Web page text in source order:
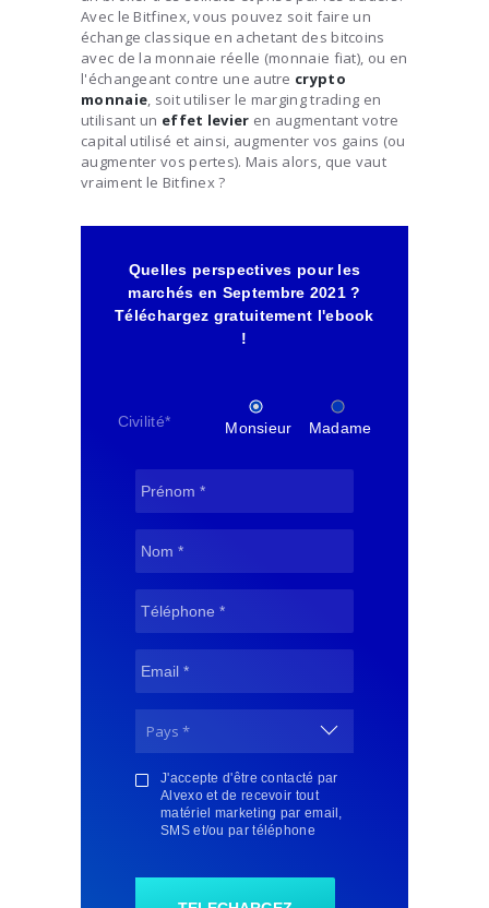
Avec le Bitfinex, vous pouvez soit faire un
échange classique en achetant des bitcoins
avec de la monnaie réelle (monnaie fiat), ou en
l'échangeant contre une autre crypto
monnaie, soit utiliser le marging trading en
utilisant un effet levier en augmentant votre
capital utilisé et ainsi, augmenter vos gains (ou
augmenter vos pertes). Mais alors, que vaut
vraiment le Bitfinex ?
Quelles perspectives pour les
marchés en Septembre 2021 ?
Téléchargez gratuitement l'ebook
!
Civilité* Monsieur Madame
J'accepte d'être contacté par
Alvexo et de recevoir tout
matériel marketing par email,
SMS et/ou par téléphone